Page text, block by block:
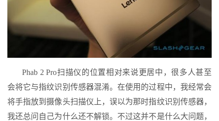
Phab 2 Pro扫描仪的位置相对来说更居中，很多人甚至
会将它与指纹识别传感器混淆。在使用的过程中，我经常会
将手指放到摄像头扫描仪上，误以为那时指纹识别传感器，
我还总问自己为什么还不解锁。不过这并不是什么大问题，